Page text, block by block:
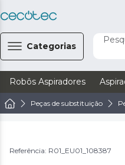
Categorias
Robôs Aspiradores
Peças de substituição
Referência: R01_EU01_108387